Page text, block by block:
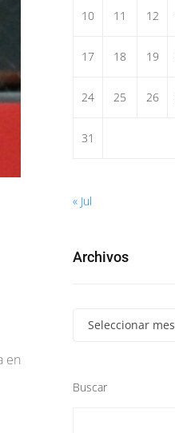
en
10 11 12
17 18 19
24 25 26
31
« Jul
Archivos
Seleccionar mes
Buscar